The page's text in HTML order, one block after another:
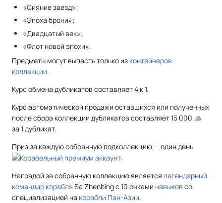
«Сияние звезд»;
«Эпоха брони»;
«Двадцатый век»;
«Флот новой эпохи».
Предметы могут выпасть только из контейнеров
коллекции.
Курс обмена дубликатов составляет 4 к 1.
Курс автоматической продажи оставшихся или полученных
после сбора коллекции дубликатов составляет 15 000
за 1 дубликат.
Приз за каждую собранную подколлекцию — один день
.
Наградой за собранную коллекцию является легендарный
командир корабля Sa Zhenbing с 10 очками навыков со
специализацией на корабли Пан-Азии.